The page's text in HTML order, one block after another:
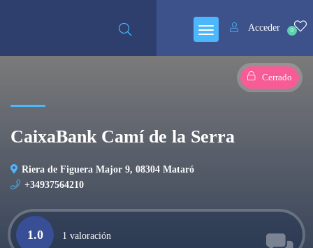
0
Acceder
CaixaBank Camí de la Serra
Riera de Figuera Major 9, 08304 Mataró
+34937564210
1.0 1 valoración
Cerrado